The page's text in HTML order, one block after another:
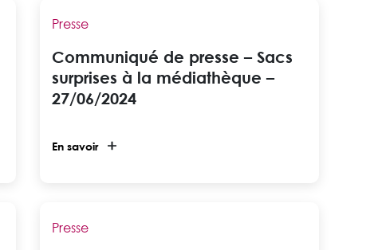
Presse
Communiqué de presse – Sacs
surprises à la médiathèque –
27/06/2024
En savoir
Presse